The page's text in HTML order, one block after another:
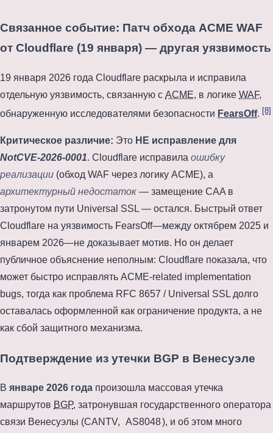
Связанное событие: Патч обхода ACME WAF
от Cloudflare (19 января) — другая уязвимость
19 января 2026 года Cloudflare раскрыла и исправила
отдельную уязвимость, связанную с ACME, в логике WAF,
обнаруженную исследователями безопасности FearsOff. [8]
Критическое различие: Это НЕ исправление для
NotCVE-2026-0001. Cloudflare исправила ошибку
реализации (обход WAF через логику ACME), а
архитектурный недостаток — замещение CAA в
затронутом пути Universal SSL — остался. Быстрый ответ
Cloudflare на уязвимость FearsOff—между октябрем 2025 и
январем 2026—не доказывает мотив. Но он делает
публичное объяснение неполным: Cloudflare показала, что
может быстро исправлять ACME-related implementation
bugs, тогда как проблема RFC 8657 / Universal SSL долго
оставалась оформленной как ограничение продукта, а не
как сбой защитного механизма.
Подтверждение из утечки BGP в Венесуэле
В январе 2026 года произошла массовая утечка
маршрутов BGP, затронувшая государственного оператора
связи Венесуэлы (CANTV, AS8048), и об этом много